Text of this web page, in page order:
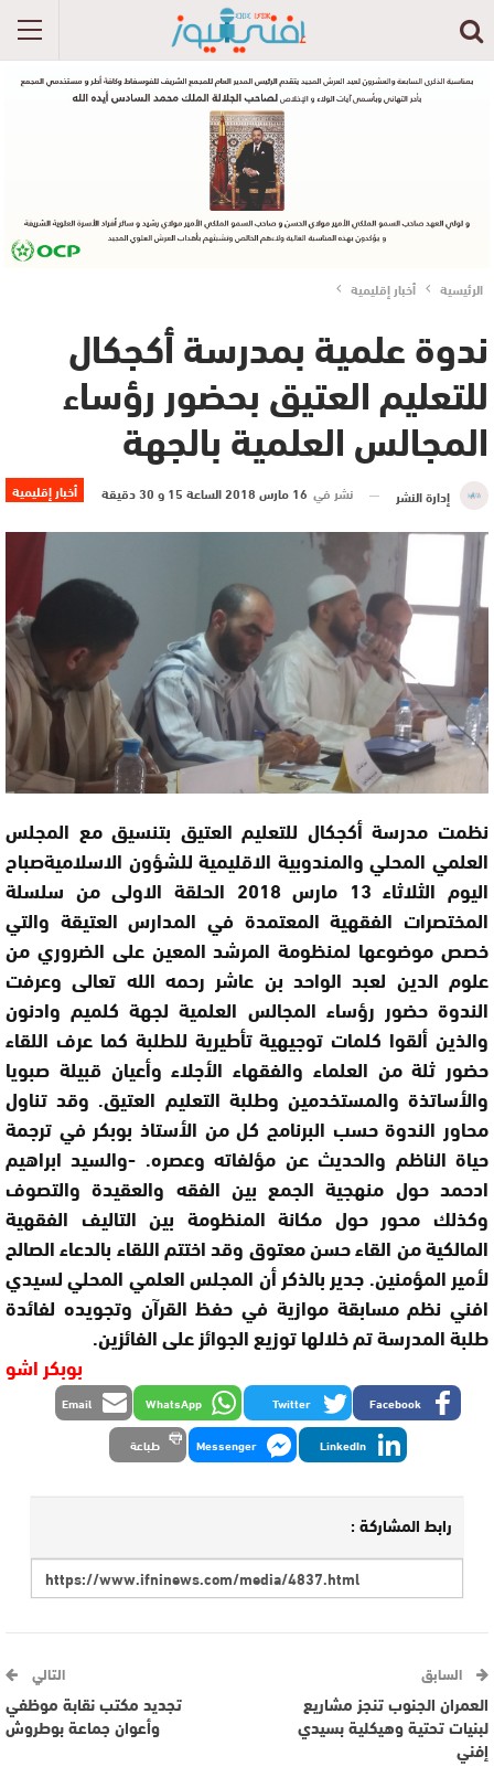
الرئيسية أخبار إقليمية
ندوة علمية بمدرسة أكجكال
للتعليم العتيق بحضور رؤساء
المجالس العلمية بالجهة
أخبار إقليمية إدارة النشر نشر في 16 مارس 2018 الساعة 15 و 30 دقيقة
نظمت مدرسة أكجكال للتعليم العتيق بتنسيق مع المجلس
العلمي المحلي والمندوبية الاقليمية للشؤون الاسلاميةصباح
اليوم الثلاثاء 13 مارس 2018 الحلقة الاولى من سلسلة
المختصرات الفقهية المعتمدة في المدارس العتيقة والتي
خصص موضوعها لمنظومة المرشد المعين على الضروري من
علوم الدين لعبد الواحد بن عاشر رحمه الله تعالى وعرفت
الندوة حضور رؤساء المجالس العلمية لجهة كلميم وادنون
والذين ألقوا كلمات توجيهية تأطيرية للطلبة كما عرف اللقاء
حضور ثلة من العلماء والفقهاء الأجلاء وأعيان قبيلة صبويا
والأساتذة والمستخدمين وطلبة التعليم العتيق. وقد تناول
محاور الندوة حسب البرنامج كل من الأستاذ بوبكر في ترجمة
حياة الناظم والحديث عن مؤلفاته وعصره. -والسيد ابراهيم
ادحمد حول منهجية الجمع بين الفقه والعقيدة والتصوف
وكذلك محور حول مكانة المنظومة بين التاليف الفقهية
المالكية من القاء حسن معتوق وقد اختتم اللقاء بالدعاء الصالح
لأمير المؤمنين. جدير بالذكر أن المجلس العلمي المحلي لسيدي
افني نظم مسابقة موازية في حفظ القرآن وتجويده لفائدة
طلبة المدرسة تم خلالها توزيع الجوائز على الفائزين.
بوبكر اشو
Facebook
Twitter
WhatsApp
Email
LinkedIn
Messenger طباعة
رابط المشاركة :
السابق
العمران الجنوب تنجز مشاريع
لبنيات تحتية وهيكلية بسيدي
إفني
التالي
تجديد مكتب نقابة موظفي
وأعوان جماعة بوطروش